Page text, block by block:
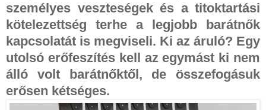
személyes veszteségek és a titoktartási
kötelezettség terhe a legjobb barátnők
kapcsolatát is megviseli. Ki az áruló? Egy
utolsó erőfeszítés kell az egymást ki nem
álló volt barátnőktől, de összefogásuk
erősen kétséges.